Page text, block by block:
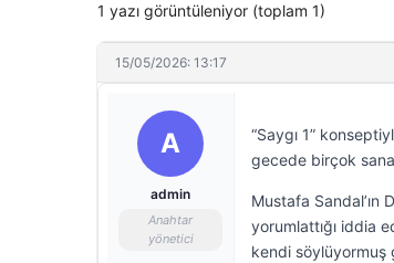
1 yazı görüntüleniyor (toplam 1)
15/05/2026: 13:17
A
admin
Anahtar
yönetici
“Saygı 1”
gecede birçok
Mustafa Sandal’ın
yorumlattığı iddia
kendi söylüyormuş